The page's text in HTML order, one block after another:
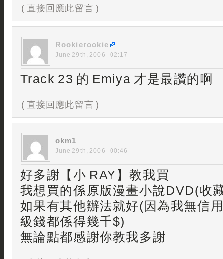
( 直接回應此留言 )
Rookierookie
June 29th, 2006 - 02:17
Track 23 的 Emiya 才是最讚的啊
( 直接回應此留言 )
okm1
June 29th, 2006 - 00:46
好多謝【小 RAY】教我買
我想買的係原版漫畫小說DVD(收
如果有其他辦法就好(因為我無信
級錢都係得幾千$)
無論點都感謝你教我多謝